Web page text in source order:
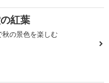
紅葉
秋の景色を楽しむ